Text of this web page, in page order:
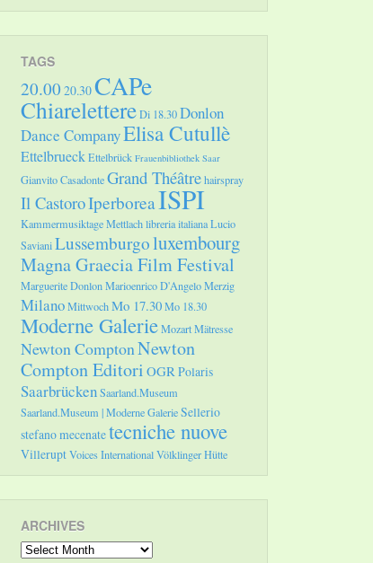
TAGS
20.00 20.30CAPe
ChiarelettereDi 18.30Donlon
Dance CompanyElisa Cutullè
EttelbrueckEttelbrück Frauenbibliothek Saar
Gianvito CasadonteGrand Théâtrehairspray
Il CastoroIperboreaISPI
Kammermusiktage Mettlachlibreria italianaLucio
SavianiLussemburgoluxembourg
Magna Graecia Film Festival
Marguerite DonlonMarioenrico D'AngeloMerzig
MilanoMittwochMo 17.30Mo 18.30
Moderne GalerieMozartMätresse
Newton ComptonNewton
Compton Editori OGRPolaris
SaarbrückenSaarland.Museum
Saarland.Museum | Moderne GalerieSellerio
stefano mecenatetecniche nuove
VilleruptVoices InternationalVölklinger Hütte
ARCHIVES
Archives